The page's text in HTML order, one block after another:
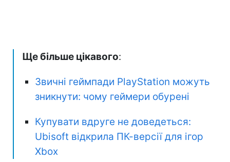
Ще більше цікавого:
Звичні геймпади PlayStation можуть
зникнути: чому геймери обурені
Купувати вдруге не доведеться:
Ubisoft відкрила ПК-версії для ігор
Xbox